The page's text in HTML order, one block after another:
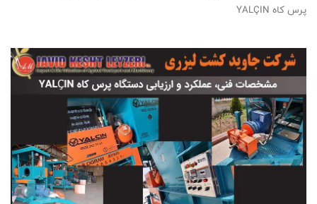
پرس کاه YALÇIN